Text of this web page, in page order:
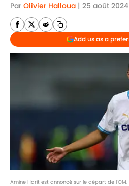
Par Olivier Halloua | 25 août 2024
Add us as a
Amine Harit est annoncé sur le départ de